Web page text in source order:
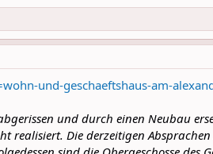
und-geschaeftshaus-am-
und durch einen Neubau
Die derzeitigen